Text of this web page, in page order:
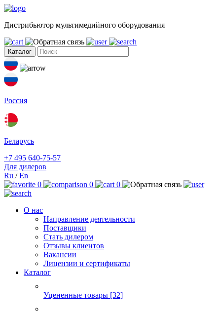
Дистрибьютор мультимедийного оборудования
Каталог
Россия
Беларусь
+7 495 640-75-57
Для дилеров
Ru /En
0
0 0
О нас
Направление деятельности
Поставщики
Стать дилером
Отзывы клиентов
Вакансии
Лицензии и сертификаты
Каталог
Уцененные товары [32]